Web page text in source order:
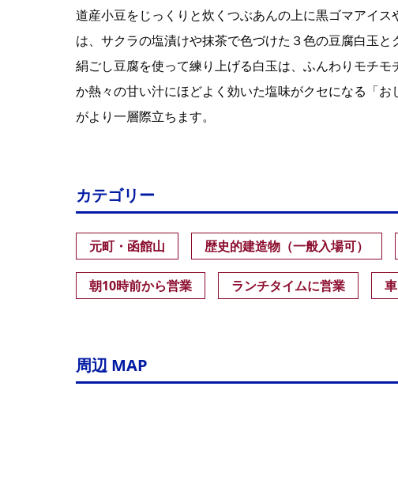
道産小豆をじっくりと炊くつぶあんの上に黒ゴマアイ
は、サクラの塩漬けや抹茶で色づけた３色の豆腐白玉
絹ごし豆腐を使って練り上げる白玉は、ふんわりモチ
か熱々の甘い汁にほどよく効いた塩味がクセになる「
がより一層際立ちます。
カテゴリー
元町・函館山 歴史的建造物（一般入場可）
朝10時前から営業 ランチタイムに営業
周辺 MAP